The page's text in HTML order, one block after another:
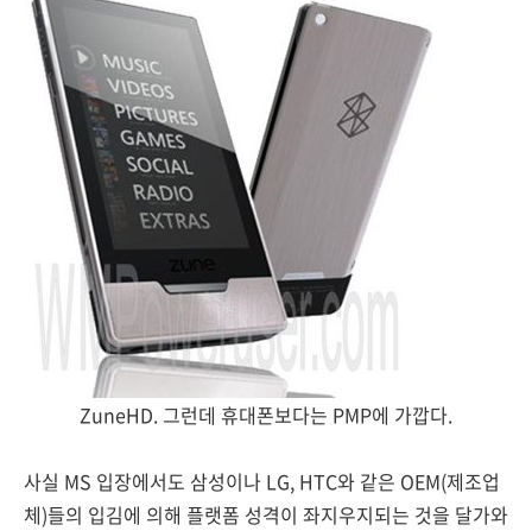
ZuneHD. 그런데 휴대폰보다는 PMP에 가깝다.
사실 MS 입장에서도 삼성이나 LG, HTC와 같은 OEM(제조업
체)들의 입김에 의해 플랫폼 성격이 좌지우지되는 것을 달가와